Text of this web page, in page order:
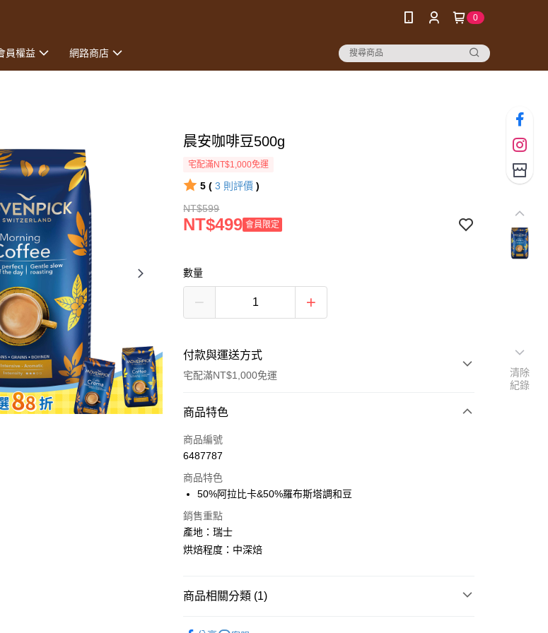
0
員權益 網路商店
晨安咖啡豆500g
宅配滿NT$1,000免運
5 ( 3 則評價 )
NT$599
NT$499 會員限定
數量
付款與運送方式
宅配滿NT$1,000免運
付款方式
信用卡一次付款
ATM付款
運送方式
商品特色
商品編號
6487787
商品特色
50%阿拉比卡&50%羅布斯塔調和豆
銷售重點
產地：瑞士
烘焙程度：中深焙
商品相關分類 (1)
清除
紀錄